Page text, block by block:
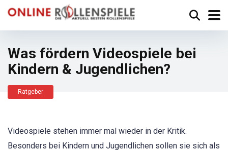
Was fördern Videospiele bei
Kindern & Jugendlichen?
Ratgeber
Videospiele stehen immer mal wieder in der Kritik.
Besonders bei Kindern und Jugendlichen sollen sie sich als